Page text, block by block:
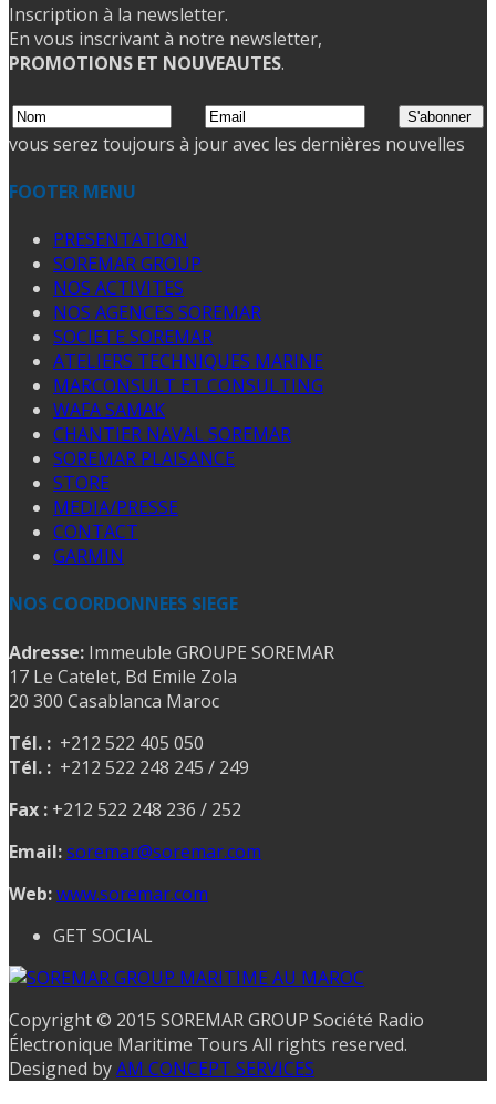
Inscription à la newsletter.
En vous inscrivant à notre newsletter,
PROMOTIONS ET NOUVEAUTES.
vous serez toujours à jour avec les dernières nouvelles
FOOTER MENU
PRESENTATION
SOREMAR GROUP
NOS ACTIVITES
NOS AGENCES SOREMAR
SOCIETE SOREMAR
ATELIERS TECHNIQUES MARINE
MARCONSULT ET CONSULTING
WAFA SAMAK
CHANTIER NAVAL SOREMAR
SOREMAR PLAISANCE
STORE
MEDIA/PRESSE
CONTACT
GARMIN
NOS COORDONNEES SIEGE
Adresse: Immeuble GROUPE SOREMAR
17 Le Catelet, Bd Emile Zola
20 300 Casablanca Maroc
Tél. : +212 522 405 050
Tél. : +212 522 248 245 / 249
Fax : +212 522 248 236 / 252
Email:soremar@soremar.com
Web:www.soremar.com
GET SOCIAL
Copyright © 2015 SOREMAR GROUP Société Radio
Électronique Maritime Tours All rights reserved.
Designed byAM CONCEPT SERVICES